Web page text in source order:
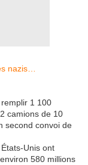
1 100
camions de 10
second convoi de
Unis ont
580 millions